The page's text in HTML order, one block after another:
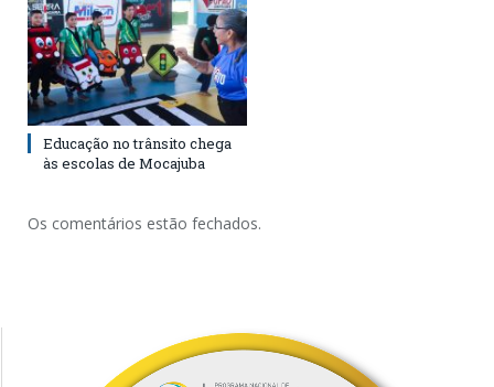
Educação no trânsito chega
às escolas de Mocajuba
Os comentários estão fechados.